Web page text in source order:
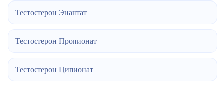
Тестостерон Энантат
Тестостерон Пропионат
Тестостерон Ципионат